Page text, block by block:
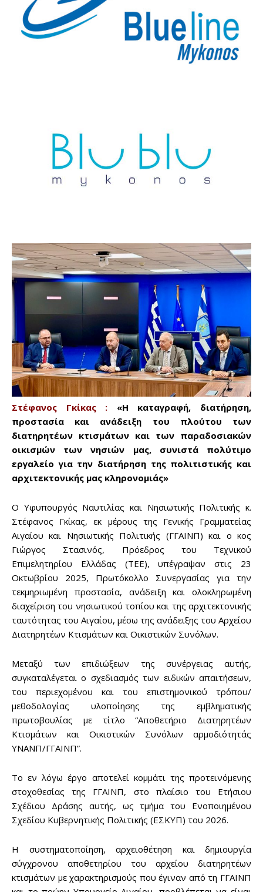
Στέφανος Γκίκας :
«Η καταγραφή, διατήρηση,
προστασία και ανάδειξη του πλούτου των
διατηρητέων κτισμάτων και των παραδοσιακών
οικισμών των νησιών μας, συνιστά πολύτιμο
εργαλείο για την διατήρηση της πολιτιστικής και
αρχιτεκτονικής μας κληρονομιάς»
Ο Υφυπουργός Ναυτιλίας και Νησιωτικής Πολιτικής κ.
Στέφανος Γκίκας, εκ μέρους της Γενικής Γραμματείας
Αιγαίου και Νησιωτικής Πολιτικής (ΓΓΑΙΝΠ) και ο κος
Γιώργος Στασινός, Πρόεδρος του Τεχνικού
Επιμελητηρίου Ελλάδας (ΤΕΕ), υπέγραψαν στις 23
Οκτωβρίου 2025, Πρωτόκολλο Συνεργασίας για την
τεκμηριωμένη προστασία, ανάδειξη και ολοκληρωμένη
διαχείριση του νησιωτικού τοπίου και της αρχιτεκτονικής
ταυτότητας του Αιγαίου, μέσω της ανάδειξης του Αρχείου
Διατηρητέων Κτισμάτων και Οικιστικών Συνόλων.
Μεταξύ των επιδιώξεων της συνέργειας αυτής,
συγκαταλέγεται ο σχεδιασμός των ειδικών απαιτήσεων,
του περιεχομένου και του επιστημονικού τρόπου/
μεθοδολογίας υλοποίησης της εμβληματικής
πρωτοβουλίας με τίτλο “Αποθετήριο Διατηρητέων
Κτισμάτων και Οικιστικών Συνόλων αρμοδιότητάς
ΥΝΑΝΠ/ΓΓΑΙΝΠ”.
Το εν λόγω έργο αποτελεί κομμάτι της προτεινόμενης
στοχοθεσίας της ΓΓΑΙΝΠ, στο πλαίσιο του Ετήσιου
Σχέδιου Δράσης αυτής, ως τμήμα του Ενοποιημένου
Σχεδίου Κυβερνητικής Πολιτικής (ΕΣΚΥΠ) του 2026.
Η συστηματοποίηση, αρχειοθέτηση και δημιουργία
σύγχρονου αποθετηρίου του αρχείου διατηρητέων
κτισμάτων με χαρακτηρισμούς που έγιναν από τη ΓΓΑΙΝΠ